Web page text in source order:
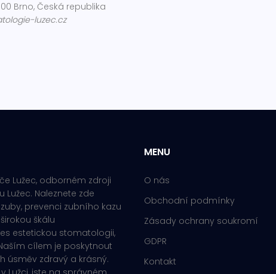
Brno, Česká republika
luzec.cz
Lužec, odborném zdroji
Naleznete zde
prevenci zubního kazu
škálu
estetickou stomatologii,
cílem je poskytnout
úsměv zdravý a krásný.
MENU
O nás
Obchodní podmínky
Zásady ochrany soukromí
GDPR
Kontakt